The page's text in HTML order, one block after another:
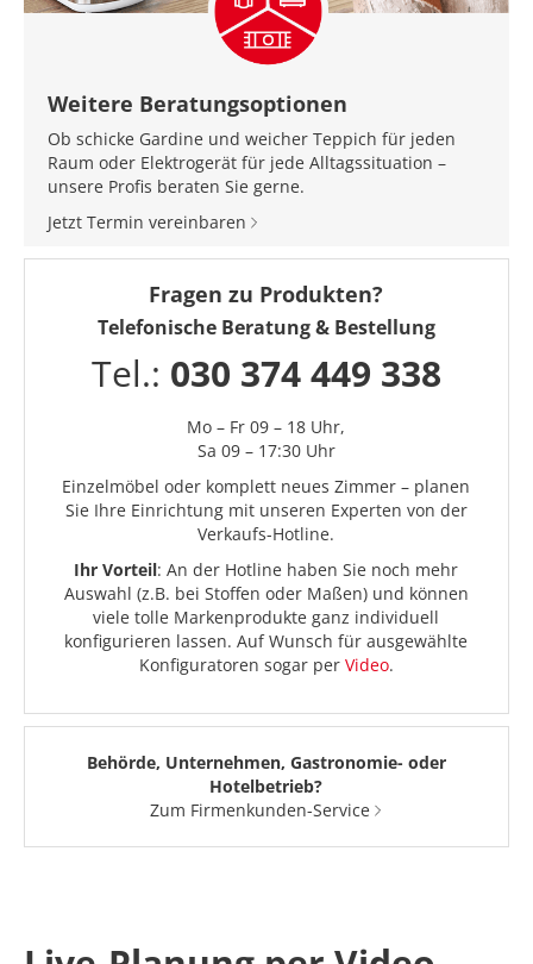
Weitere Beratungsoptionen
Ob schicke Gardine und weicher Teppich für jeden
Raum oder Elektrogerät für jede Alltagssituation –
unsere Profis beraten Sie gerne.
Jetzt Termin vereinbaren
Fragen zu Produkten?
Telefonische Beratung & Bestellung
Tel.: 030 374 449 338
Mo – Fr 09 – 18 Uhr,
Sa 09 – 17:30 Uhr
Einzelmöbel oder komplett neues Zimmer – planen
Sie Ihre Einrichtung mit unseren Experten von der
Verkaufs-Hotline.
Ihr Vorteil: An der Hotline haben Sie noch mehr
Auswahl (z.B. bei Stoffen oder Maßen) und können
viele tolle Markenprodukte ganz individuell
konfigurieren lassen. Auf Wunsch für ausgewählte
Konfiguratoren sogar per Video.
Behörde, Unternehmen, Gastronomie- oder
Hotelbetrieb?
Zum Firmenkunden-Service